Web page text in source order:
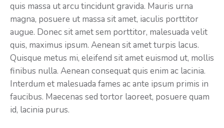
quis massa ut arcu tincidunt gravida. Mauris urna
magna, posuere ut massa sit amet, iaculis porttitor
augue. Donec sit amet sem porttitor, malesuada velit
quis, maximus ipsum. Aenean sit amet turpis lacus.
Quisque metus mi, eleifend sit amet euismod ut, mollis
finibus nulla. Aenean consequat quis enim ac lacinia.
Interdum et malesuada fames ac ante ipsum primis in
faucibus. Maecenas sed tortor laoreet, posuere quam
id, lacinia purus.